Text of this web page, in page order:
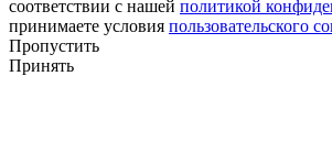
соответствии с нашей политикой
принимаете условия пользовательского
Пропустить
Принять